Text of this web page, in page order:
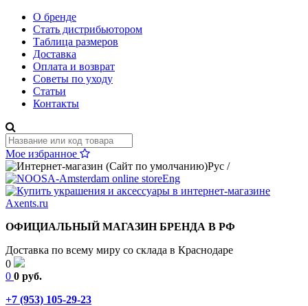
О бренде
Стать дистрибьютором
Таблица размеров
Доставка
Оплата и возврат
Советы по уходу
Статьи
Контакты
Мое избранное
Рус /
Eng
ОФИЦИАЛЬНЫЙ МАГАЗИН БРЕНДА В РФ
Доставка по всему миру со склада в Краснодаре
0
0 0 руб.
+7 (953) 105-29-23